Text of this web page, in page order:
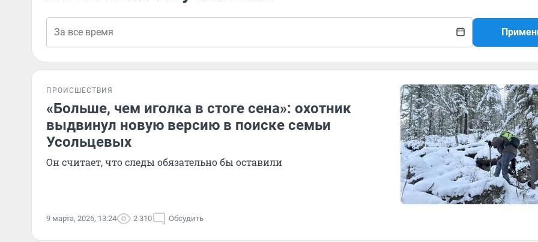
ПРОИСШЕСТВИЯ
«Больше, чем иголка в стоге сена»: охотник
выдвинул новую версию в поиске семьи
Усольцевых
Он считает, что следы обязательно бы оставили
9 марта, 2026, 13:24 2 310 Обсудить